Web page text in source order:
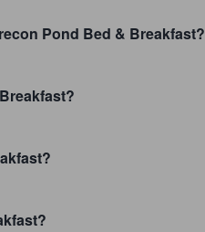
Pond Bed & Breakfast?